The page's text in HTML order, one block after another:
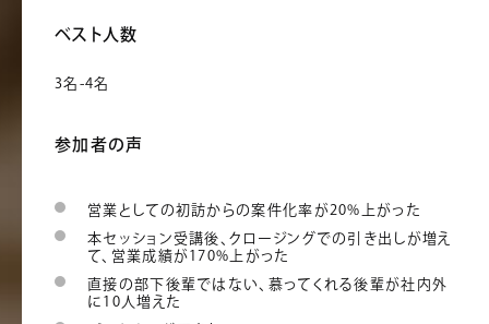
ベスト人数
3名-4名
参加者の声
営業としての初訪からの案件化率が20%上がった
本セッション受講後、クロージングでの引き出しが増え
て、営業成績が170%上がった
直接の部下後輩ではない、慕ってくれる後輩が社内外
に10人増えた